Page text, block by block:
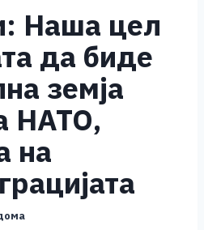
Наша цел
да биде
земја
НАТО,
на